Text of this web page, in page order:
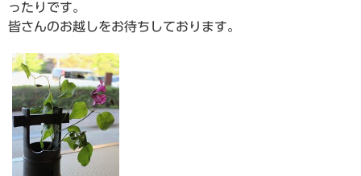
ったりです。
皆さんのお越しをお待ちしております。